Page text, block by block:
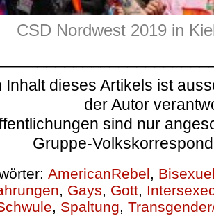
CSD Nordwest 2019 in
Inhalt dieses Artikels ist
der Autor
sind nur
Gruppe-
AmericanRebel,
, Gays, Gott,
, Spaltung,